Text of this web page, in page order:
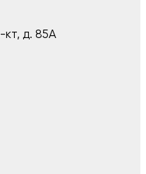
кт, д. 85А